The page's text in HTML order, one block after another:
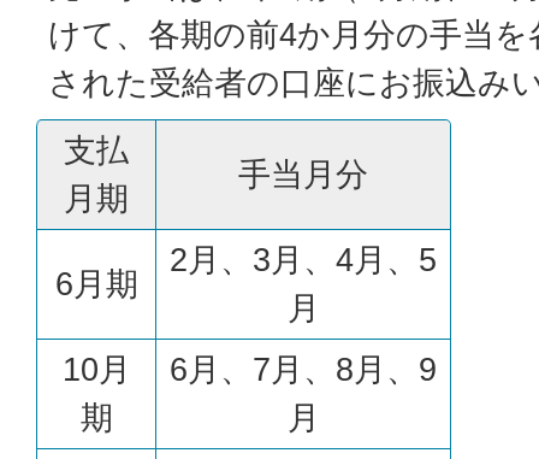
けて、各期の前4か月分の手当
された受給者の口座にお振込み
支払
月期
手当月分
6月期
2月、3月、4月、5
月
10月
期
6月、7月、8月、9
月